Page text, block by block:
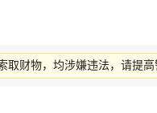
财物，均涉嫌违法，请提高